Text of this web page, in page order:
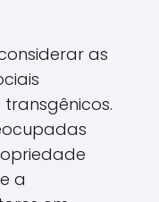
as
a